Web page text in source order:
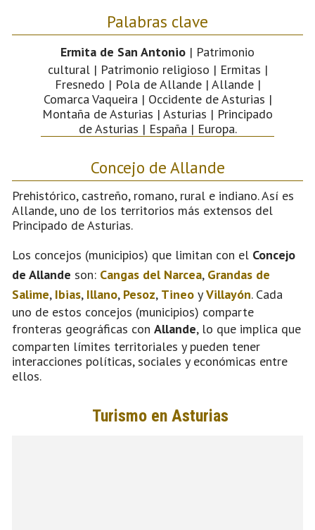
Palabras clave
Ermita de San Antonio | Patrimonio
cultural | Patrimonio religioso | Ermitas |
Fresnedo | Pola de Allande | Allande |
Comarca Vaqueira | Occidente de Asturias |
Montaña de Asturias | Asturias | Principado
de Asturias | España | Europa.
Concejo de Allande
Prehistórico, castreño, romano, rural e indiano. Así es
Allande, uno de los territorios más extensos del
Principado de Asturias.
Los concejos (municipios) que limitan con el Concejo
de Allande son: Cangas del Narcea, Grandas de
Salime, Ibias, Illano, Pesoz, Tineo yVillayón. Cada
uno de estos concejos (municipios) comparte
fronteras geográficas con Allande, lo que implica que
comparten límites territoriales y pueden tener
interacciones políticas, sociales y económicas entre
ellos.